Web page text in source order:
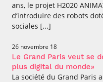
ans, le projet H2020
d’introduire des robots
sociales [...]
26 novembre 18
Le Grand Paris veut se
plus digital du monde»
La société du Grand Paris